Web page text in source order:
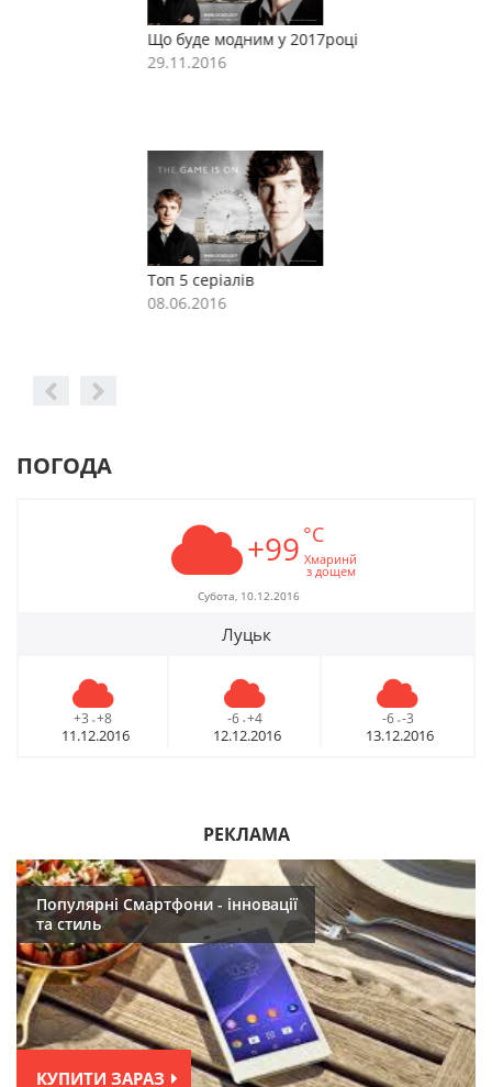
Що буде модним у 2017році
Топ 5 серіалів
ПОГОДА
+99 °C
Хмаринй
з дощем
Субота, 10.12.2016
Луцьк
+3 - +8
11.12.2016
-6 - +4
12.12.2016
-6 - -3
13.12.2016
РЕКЛАМА
Популярні Смартфони - інновації
та стиль
КУПИТИ ЗАРАЗ